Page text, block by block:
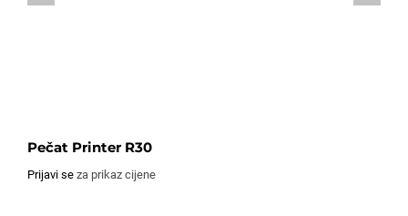
Pečat Printer R30
Prijavi se za prikaz cijene